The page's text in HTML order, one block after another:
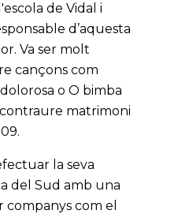
de Vidal i
d’aquesta
Va ser molt
cançons com
o O bimba
matrimoni
la seva
del Sud amb una
com el